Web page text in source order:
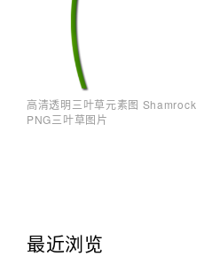
高清透明三叶草元素图 Shamrock
PNG三叶草图片
最近浏览